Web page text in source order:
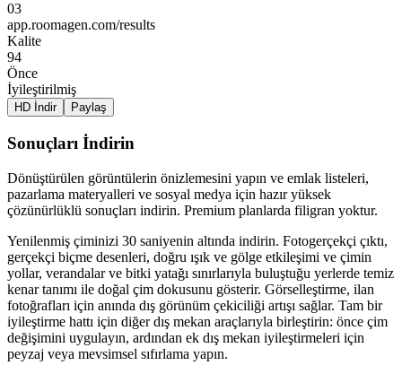
03
app.roomagen.com/results
Kalite
94
Önce
İyileştirilmiş
HD İndir Paylaş
Sonuçları İndirin
Dönüştürülen görüntülerin önizlemesini yapın ve emlak listeleri,
pazarlama materyalleri ve sosyal medya için hazır yüksek
çözünürlüklü sonuçları indirin. Premium planlarda filigran yoktur.
Yenilenmiş çiminizi 30 saniyenin altında indirin. Fotogerçekçi çıktı,
gerçekçi biçme desenleri, doğru ışık ve gölge etkileşimi ve çimin
yollar, verandalar ve bitki yatağı sınırlarıyla buluştuğu yerlerde temiz
kenar tanımı ile doğal çim dokusunu gösterir. Görselleştirme, ilan
fotoğrafları için anında dış görünüm çekiciliği artışı sağlar. Tam bir
iyileştirme hattı için diğer dış mekan araçlarıyla birleştirin: önce çim
değişimini uygulayın, ardından ek dış mekan iyileştirmeleri için
peyzaj veya mevsimsel sıfırlama yapın.